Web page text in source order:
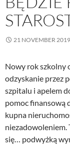
21 NOVEMBER 2019
Nowy rok szkolny
odzyskanie przez
szpitalu i apelem
pomoc finansową
kupna
niezadowoleniem.
się… podwyżką